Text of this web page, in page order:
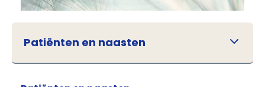
Patiënten en naasten